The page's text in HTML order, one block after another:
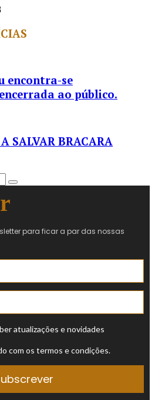
encontra-se
ao público.
SALVAR BRACARA